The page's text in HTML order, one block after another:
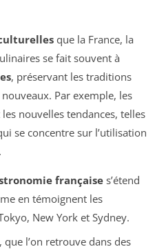
que la France, la
se fait souvent à
, préservant les traditions
Par exemple, les
nouvelles tendances, telles
se concentre sur l’utilisation
françaises’étend
en témoignent les
New York et Sydney.
que l’on retrouve dans des